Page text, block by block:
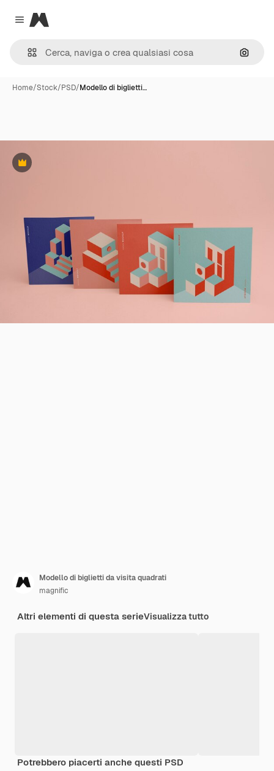
Close menu
Magnific
Cerca
Home/Stock/PSD/Modello di biglietti…
Premium
Modello di biglietti da visita quadrati
magnific
Altri elementi di questa serieVisualizza tutto
Potrebbero piacerti anche questi PSD